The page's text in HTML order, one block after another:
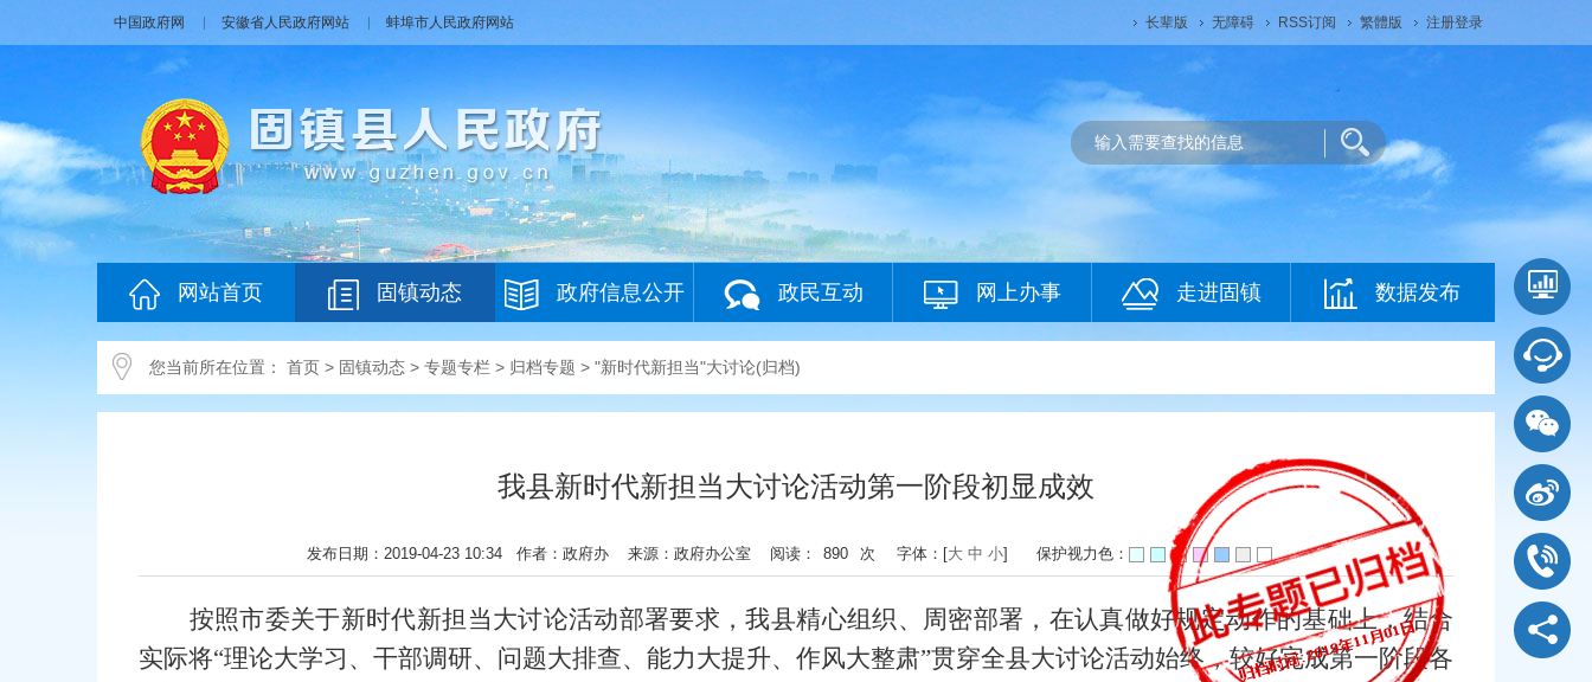
中国政府网 安徽省人民政府网站 蚌埠市人民政府网站 长辈版 无障碍 RSS订阅 繁體版 注册登录
网站首页 固镇动态 政府信息公开 政民互动 网上办事 走进固镇 数据发布
您当前所在位置： 首页 > 固镇动态 > 专题专栏 > 归档专题 > "新时代新担当"大讨论(归档)
我县新时代新担当大讨论活动第一阶段初显成效
发布日期：2019-04-23 10:34 作者：政府办 来源：政府办公室 阅读： 890 次 字体：[大 中 小] 保护视力色：
按照市委关于新时代新担当大讨论活动部署要求，我县精心组织、周密部署，在认真做好规定动作的基础上，结合
实际将“理论大学习、干部调研、问题大排查、能力大提升、作风大整肃”贯穿全县大讨论活动始终，较好完成第一阶段各